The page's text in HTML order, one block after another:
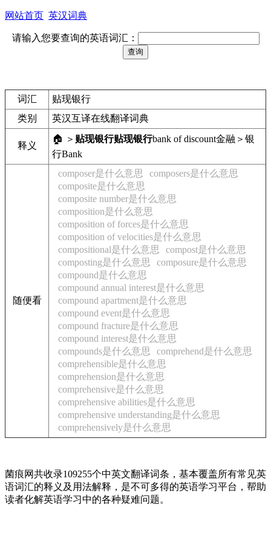
网站首页 英汉词典
请输入您要查询的英语词汇：
词汇
贴现银行
类别
英汉互译在线翻译词典
释义
🏠 ＞ 贴现银行贴现银行bank of discount金融＞银
行Bank
随便看
composer是什么意思
composers是什么意思
composite是什么意思
composite number是什么意思
composition是什么意思
composition of forces是什么意思
composition of velocities是什么意思
compositional是什么意思
compost是什么意思
composting是什么意思
composure是什么意思
compound是什么意思
compound annual interest是什么意思
compound apartment是什么意思
compound event是什么意思
compound fracture是什么意思
compound interest是什么意思
compounds是什么意思
comprehend是什么意思
comprehensible是什么意思
comprehension是什么意思
comprehensive是什么意思
comprehensive abilities是什么意思
comprehensive understanding是什么意思
comprehensively是什么意思
菌痕网共收录109255个中英文翻译词条，基本覆盖所有常见英
语词汇的释义及用法解释，是不可多得的英语学习平台，帮助
读者化解英语学习中的各种疑难问题。